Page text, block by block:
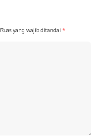
Ruas yang wajib ditandai *